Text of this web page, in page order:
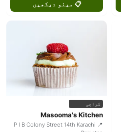
📋 مینو دیکھیں
کراچی
Masooma's Kitchen
📍 P I B Colony Street 14th Karachi